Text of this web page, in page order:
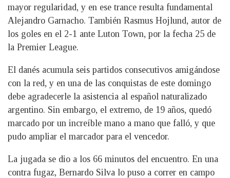
mayor regularidad, y en ese trance resulta fundamental
Alejandro Garnacho. También Rasmus Hojlund, autor de
los goles en el 2-1 ante Luton Town, por la fecha 25 de
la Premier League.
El danés acumula seis partidos consecutivos amigándose
con la red, y en una de las conquistas de este domingo
debe agradecerle la asistencia al español naturalizado
argentino. Sin embargo, el extremo, de 19 años, quedó
marcado por un increíble mano a mano que falló, y que
pudo ampliar el marcador para el vencedor.
La jugada se dio a los 66 minutos del encuentro. En una
contra fugaz, Bernardo Silva lo puso a correr en campo